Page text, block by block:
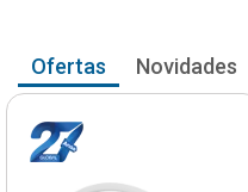
Ofertas Novidades